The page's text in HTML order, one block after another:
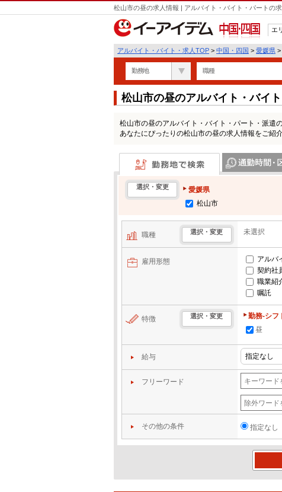
松山市の昼の求人情報 | アルバイト・バイト・パートの
中国・四国
エ
アルバイト・バイト・求人TOP > 中国・四国 > 愛媛県 >
勤務地 職種
松山市の昼のアルバイト・バイ
松山市の昼のアルバイト・バイト・パート・派遣
あなたにぴったりの松山市の昼の求人情報をご紹介
勤務地で検索
選択・変更
愛媛県
松山市
職種 選択・変更 未選択
雇用形態 アルバ
契約社
職業紹
嘱託
特徴 選択・変更
勤務-シフ
昼
給与
フリーワード
その他の条件 指定なし